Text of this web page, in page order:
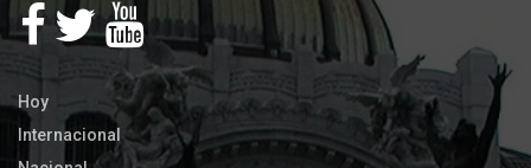
Hoy
Internacional